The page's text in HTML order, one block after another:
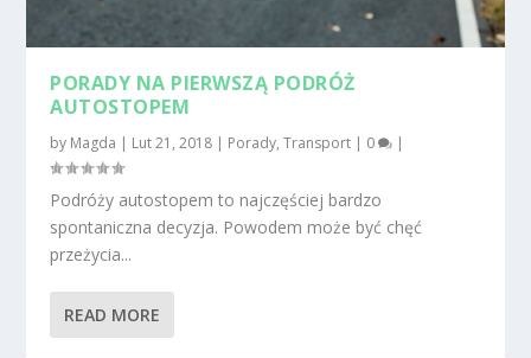
PORADY NA PIERWSZĄ PODRÓŻ
AUTOSTOPEM
by Magda | Lut 21, 2018 | Porady,Transport | 0 |
Podróży autostopem to najczęściej bardzo
spontaniczna decyzja. Powodem może być chęć
przeżycia...
READ MORE